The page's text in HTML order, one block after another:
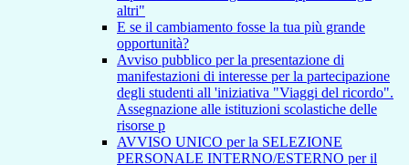
altri"
E se il cambiamento fosse la tua più grande
opportunità?
Avviso pubblico per la presentazione di
manifestazioni di interesse per la partecipazione
degli studenti all 'iniziativa "Viaggi del ricordo".
Assegnazione alle istituzioni scolastiche delle
risorse p
AVVISO UNICO per la SELEZIONE
PERSONALE INTERNO/ESTERNO per il